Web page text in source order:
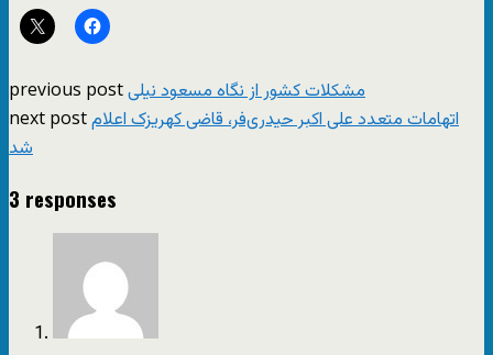
previous postمشکلات کشور از نگاه مسعود نیلی
next postاتهامات متعدد علی اکبر حیدری‌فر، قاضی کهریزک اعلام
شد
3 responses